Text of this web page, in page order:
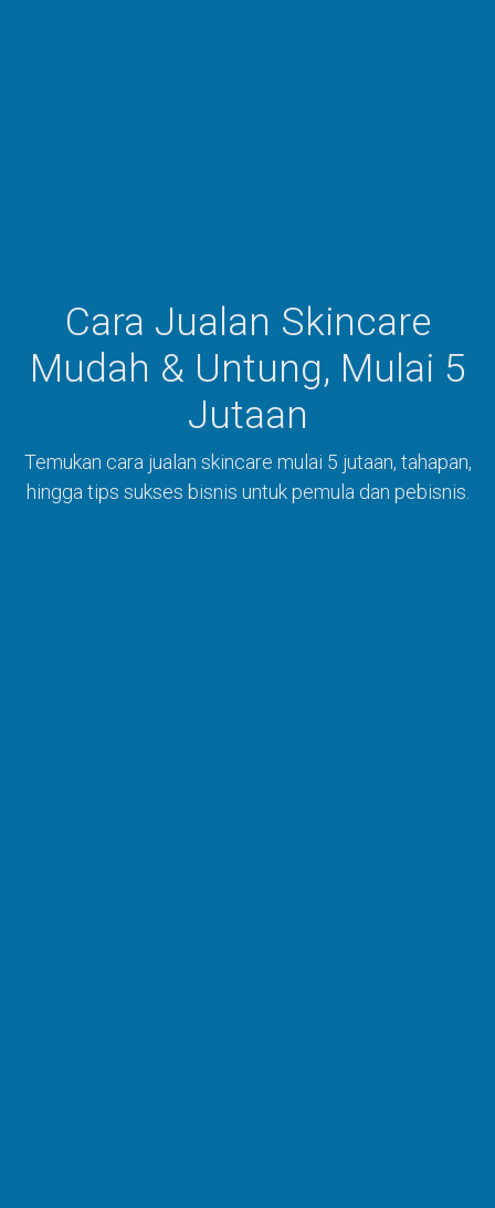
Cara Jualan Skincare
Mudah & Untung, Mulai 5
Jutaan
Temukan cara jualan skincare mulai 5 jutaan, tahapan,
hingga tips sukses bisnis untuk pemula dan pebisnis.